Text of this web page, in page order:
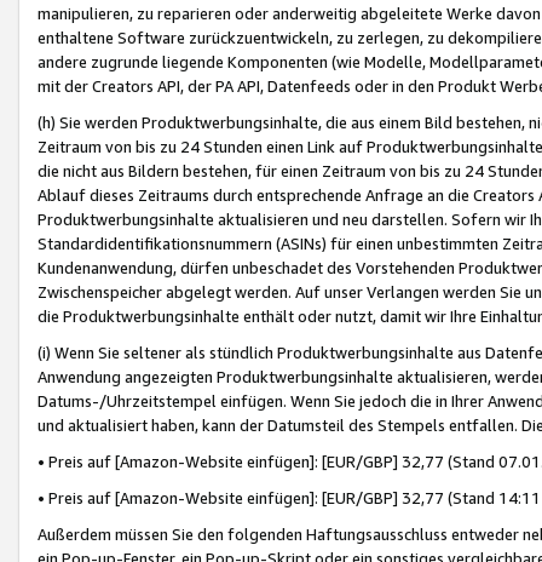
manipulieren, zu reparieren oder anderweitig abgeleitete Werke
enthaltene Software zurückzuentwickeln, zu zerlegen, zu
andere zugrunde liegende Komponenten (wie Modelle,
mit der Creators API, der PA API, Datenfeeds oder in den Produkt
(h) Sie werden Produktwerbungsinhalte, die aus einem Bild bestehen,
Zeitraum von bis zu 24 Stunden einen Link auf
die nicht aus Bildern bestehen, für einen Zeitraum von bis zu 24
Ablauf dieses Zeitraums durch entsprechende Anfrage an die
Produktwerbungsinhalte aktualisieren und neu darstellen. Sofern wir
Standardidentifikationsnummern (ASINs) für einen unbestimmten
Kundenanwendung, dürfen unbeschadet des Vorstehenden
Zwischenspeicher abgelegt werden. Auf unser Verlangen werden Sie
die Produktwerbungsinhalte enthält oder nutzt, damit wir Ihre
(i) Wenn Sie seltener als stündlich Produktwerbungsinhalte aus
Anwendung angezeigten Produktwerbungsinhalte aktualisieren,
Datums-/Uhrzeitstempel einfügen. Wenn Sie jedoch die in Ihrer
und aktualisiert haben, kann der Datumsteil des Stempels entfallen.
• Preis auf [Amazon-Website einfügen]: [EUR/GBP] 32,77 (Stand
• Preis auf [Amazon-Website einfügen]: [EUR/GBP] 32,77 (Stand
Außerdem müssen Sie den folgenden Haftungsausschluss entweder
ein Pop-up-Fenster, ein Pop-up-Skript oder ein sonstiges